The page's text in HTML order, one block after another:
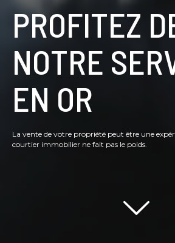
PROFITEZ
NOTRE
EN OR
La vente de votre propriété peut être une
courtier immobilier ne fait pas le poids.